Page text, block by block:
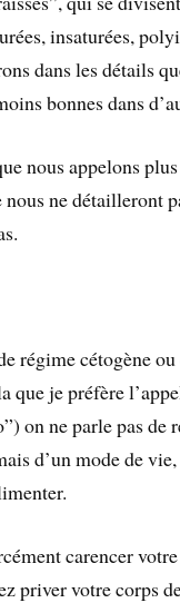
insaturées,
dans les détails
bonnes dans
nous appelons
nous ne détailleront
régime cétogène
que je préfère
on ne parle pas de
d’un mode de
carencer
priver votre corps